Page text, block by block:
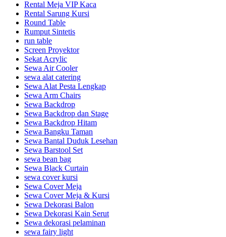
Rental Meja VIP Kaca
Rental Sarung Kursi
Round Table
Rumput Sintetis
run table
Screen Proyektor
Sekat Acrylic
Sewa Air Cooler
sewa alat catering
Sewa Alat Pesta Lengkap
Sewa Arm Chairs
Sewa Backdrop
Sewa Backdrop dan Stage
Sewa Backdrop Hitam
Sewa Bangku Taman
Sewa Bantal Duduk Lesehan
Sewa Barstool Set
sewa bean bag
Sewa Black Curtain
sewa cover kursi
Sewa Cover Meja
Sewa Cover Meja & Kursi
Sewa Dekorasi Balon
Sewa Dekorasi Kain Serut
Sewa dekorasi pelaminan
sewa fairy light